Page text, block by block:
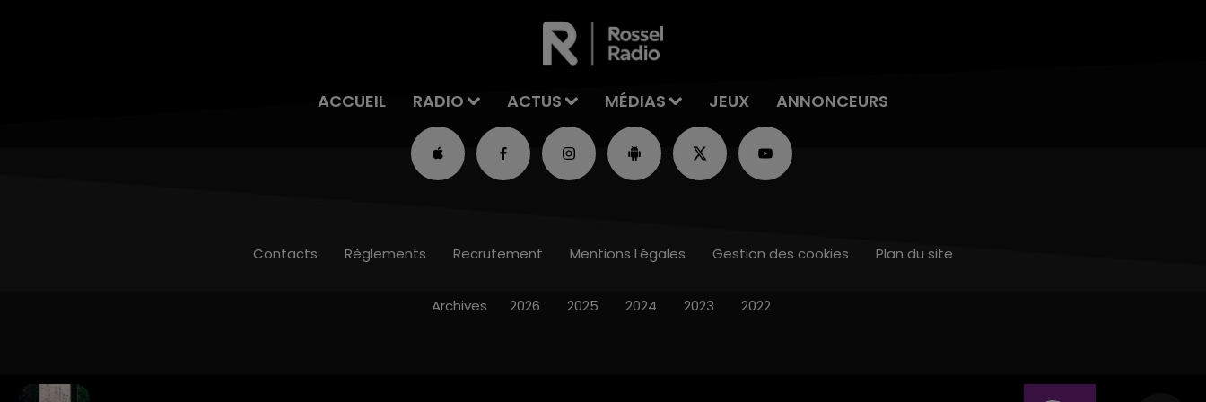
ACCUEIL RADIO ACTUS MÉDIAS JEUX ANNONCEURS
Contacts Règlements Recrutement Mentions Légales Gestion des cookies Plan du site
Archives 2026 2025 2024 2023 2022